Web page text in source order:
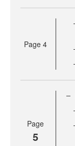
Page 4
Page
5